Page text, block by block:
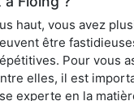
haut, vous avez
être
Pour vous
elles, il est
experte en la